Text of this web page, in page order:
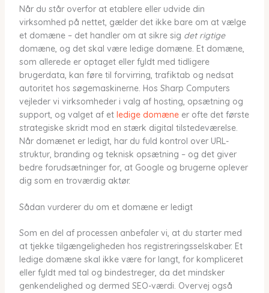
Når du står overfor at etablere eller udvide din
virksomhed på nettet, gælder det ikke bare om at vælge
et domæne – det handler om at sikre sig det rigtige
domæne, og det skal være ledige domæne. Et domæne,
som allerede er optaget eller fyldt med tidligere
brugerdata, kan føre til forvirring, trafiktab og nedsat
autoritet hos søgemaskinerne. Hos Sharp Computers
vejleder vi virksomheder i valg af hosting, opsætning og
support, og valget af et ledige domæneer ofte det første
strategiske skridt mod en stærk digital tilstedeværelse.
Når domænet er ledigt, har du fuld kontrol over URL-
struktur, branding og teknisk opsætning – og det giver
bedre forudsætninger for, at Google og brugerne oplever
dig som en troværdig aktør.
Sådan vurderer du om et domæne er ledigt
Som en del af processen anbefaler vi, at du starter med
at tjekke tilgængeligheden hos registreringsselskaber. Et
ledige domæne skal ikke være for langt, for kompliceret
eller fyldt med tal og bindestreger, da det mindsker
genkendelighed og dermed SEO-værdi. Overvej også